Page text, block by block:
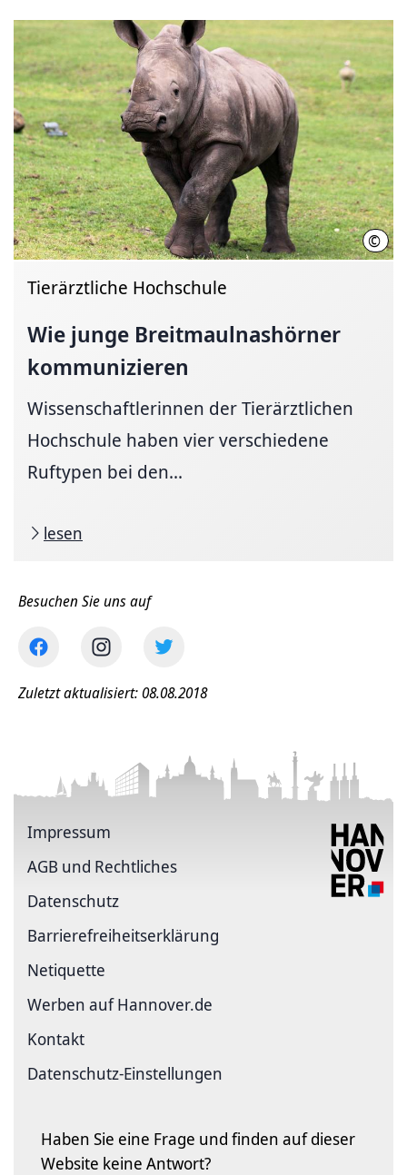
©
Tierärztliche Hochschule
Wie junge Breitmaulnashörner
kommunizieren
Wissenschaftlerinnen der Tierärztlichen
Hochschule haben vier verschiedene
Ruftypen bei den...
lesen
Besuchen Sie uns auf
Zuletzt aktualisiert: 08.08.2018
Impressum
AGB und Rechtliches
Datenschutz
Barriere­freiheits­erklärung
Netiquette
Werben auf Hannover.de
Kontakt
Datenschutz-Einstellungen
Haben Sie eine Frage und finden auf dieser
Website keine Antwort?